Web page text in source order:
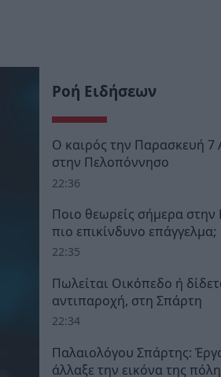
Ροή Ειδήσεων
Ο καιρός την Παρασκευή 7
στην Πελοπόννησο
22:36
Ποιο θεωρείς σήμερα στην
πιο επικίνδυνο επάγγελμα;
22:35
Πωλείται Οικόπεδο ή
αντιπαροχή, στη Σπάρτη
22:34
Παλαιολόγου Σπάρτης:
άλλαξε την εικόνα της